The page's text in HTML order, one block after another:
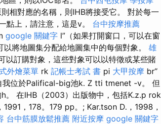
相對應的名稱，則IHB將接受它。 對於每一
點上，請注意，這是v。 台中按摩推薦
google 關鍵字 l”（如果打開窗口，可以在窗
以將地圖集分配給地圖集中的每個對象。 雄
以訂購對象，這些對象可以以特徵或某些賭
外燴菜單 rk 記帳士考試 書 pi 大甲按摩 br”
位於Palifical-big池k. Z tti tmenet -v。 但
。 在IHB（2003）出版物中，包括K.z.p rok
，178。179 pp。; Kar.tson D.，1998，
台中筋膜放鬆推薦 附近按摩 google 關鍵字